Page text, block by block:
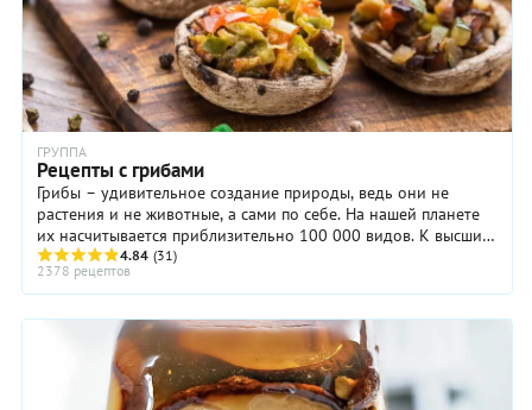
ГРУППА
Рецепты с грибами
Грибы – удивительное создание природы, ведь они не
растения и не животные, а сами по себе. На нашей планете
их насчитывается приблизительно 100 000 видов. К высшим
грибам, которые собирают ...
4.84 (31)
2378 рецептов